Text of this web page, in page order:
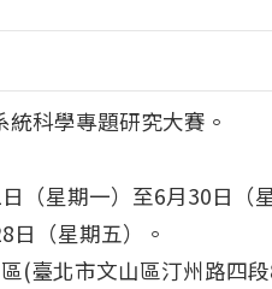
科學專題研究大賽。
（星期一）至6月30日（
日（星期五）。
(臺北市文山區汀州路四段